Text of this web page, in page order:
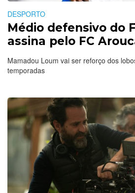
DESPORTO
Médio defensivo do
assina pelo FC
Mamadou Loum vai ser reforço dos
temporadas